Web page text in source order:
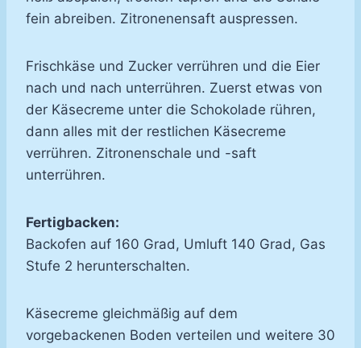
fein abreiben. Zitronenensaft auspressen.
Frischkäse und Zucker verrühren und die Eier
nach und nach unterrühren. Zuerst etwas von
der Käsecreme unter die Schokolade rühren,
dann alles mit der restlichen Käsecreme
verrühren. Zitronenschale und -saft
unterrühren.
Fertigbacken:
Backofen auf 160 Grad, Umluft 140 Grad, Gas
Stufe 2 herunterschalten.
Käsecreme gleichmäßig auf dem
vorgebackenen Boden verteilen und weitere 30